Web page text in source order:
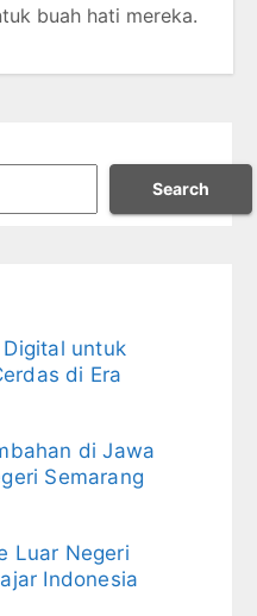
buah hati mereka.
Search
untuk
di Era
di Jawa
Semarang
Luar Negeri
Indonesia